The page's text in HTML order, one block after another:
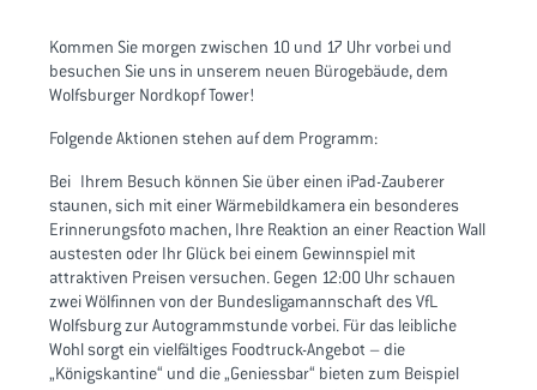
Kommen Sie morgen zwischen 10 und 17 Uhr vorbei und
besuchen Sie uns in unserem neuen Bürogebäude, dem
Wolfsburger Nordkopf Tower!
Folgende Aktionen stehen auf dem Programm:
Bei Ihrem Besuch können Sie über einen iPad-Zauberer
staunen, sich mit einer Wärmebildkamera ein besonderes
Erinnerungsfoto machen, Ihre Reaktion an einer Reaction Wall
austesten oder Ihr Glück bei einem Gewinnspiel mit
attraktiven Preisen versuchen. Gegen 12:00 Uhr schauen
zwei Wölfinnen von der Bundesligamannschaft des VfL
Wolfsburg zur Autogrammstunde vorbei. Für das leibliche
Wohl sorgt ein vielfältiges Foodtruck-Angebot – die
„Königskantine“ und die „Geniessbar“ bieten zum Beispiel